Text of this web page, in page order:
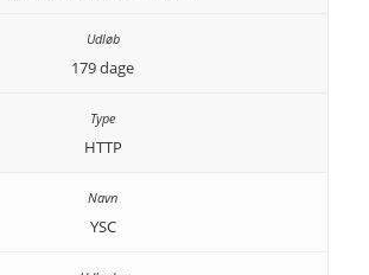
179 dage
HTTP
YSC